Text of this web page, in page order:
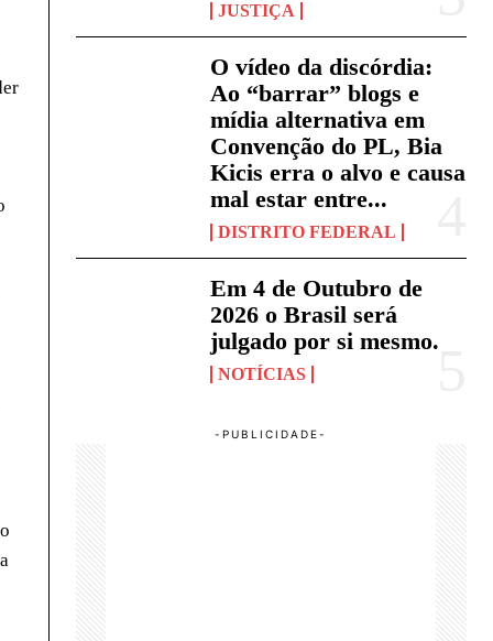
JUSTIÇA
O vídeo da discórdia:
Ao “barrar” blogs e
mídia alternativa em
Convenção do PL, Bia
Kicis erra o alvo e causa
mal estar entre...
DISTRITO FEDERAL
Em 4 de Outubro de
2026 o Brasil será
julgado por si mesmo.
NOTÍCIAS